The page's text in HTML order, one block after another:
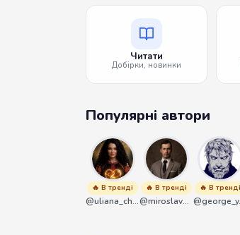
Читати
Добірки, новинки
Популярні автори
🔥 В тренді
@uliana_chernenko
🔥 В тренді
@miroslavmaniyk
🔥 В тренді